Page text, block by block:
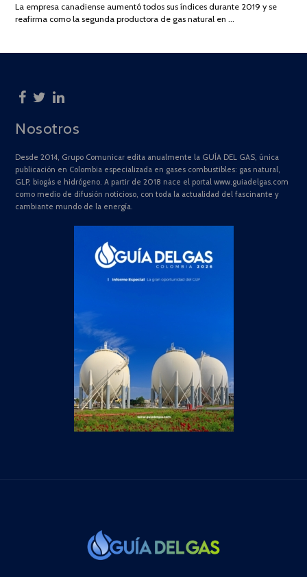
2025
La empresa canadiense aumentó todos sus índices durante 2019 y se
reafirma como la segunda productora de gas natural en …
Nosotros
Desde 2014, Grupo Comunicar edita anualmente la GUÍA DEL GAS, única
publicación en Colombia especializada en gases combustibles: gas natural,
GLP, biogás e hidrógeno. A partir de 2018 nace el portal www.guiadelgas.com
como medio de difusión noticioso, con toda la actualidad del fascinante y
cambiante mundo de la energía.